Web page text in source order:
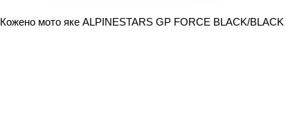
Кожено мото яке ALPINESTARS GP FORCE BLACK/BLACK